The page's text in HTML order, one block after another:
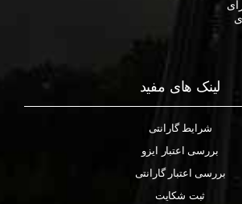
لینک های مفید
شرایط گارانتی
بررسی اعتبار ایزو
بررسی اعتبار گارانتی
ثبت شکایت